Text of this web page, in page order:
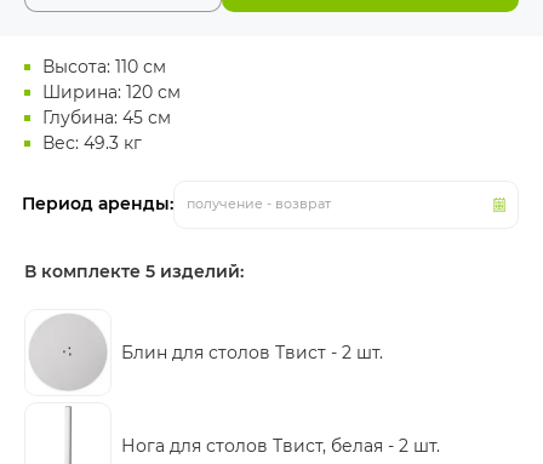
Высота: 110 см
Ширина: 120 см
Глубина: 45 см
Вес: 49.3 кг
Период аренды: получение - возврат
В комплекте 5 изделий:
Блин для столов Твист - 2 шт.
Нога для столов Твист, белая - 2 шт.